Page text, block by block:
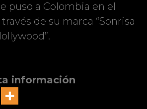
puso a Colombia en el
de su marca “Sonrisa
información